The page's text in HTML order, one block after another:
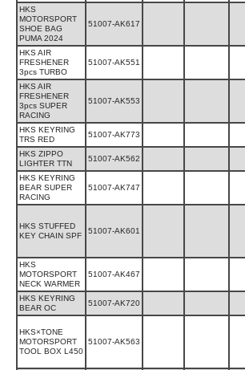
HKS
MOTORSPORT
SHOE BAG
PUMA 2024
51007-AK617
HKS AIR
FRESHENER
3pcs TURBO
51007-AK551
HKS AIR
FRESHENER
3pcs SUPER
RACING
51007-AK553
HKS KEYRING
TRS RED
51007-AK773
HKS ZIPPO
LIGHTER TTN
51007-AK562
HKS KEYRING
BEAR SUPER
RACING
51007-AK747
HKS STUFFED
KEY CHAIN SPF
51007-AK601
HKS
MOTORSPORT
NECK WARMER
51007-AK467
HKS KEYRING
BEAR OC
51007-AK720
HKS×TONE
MOTORSPORT
TOOL BOX L450
51007-AK563